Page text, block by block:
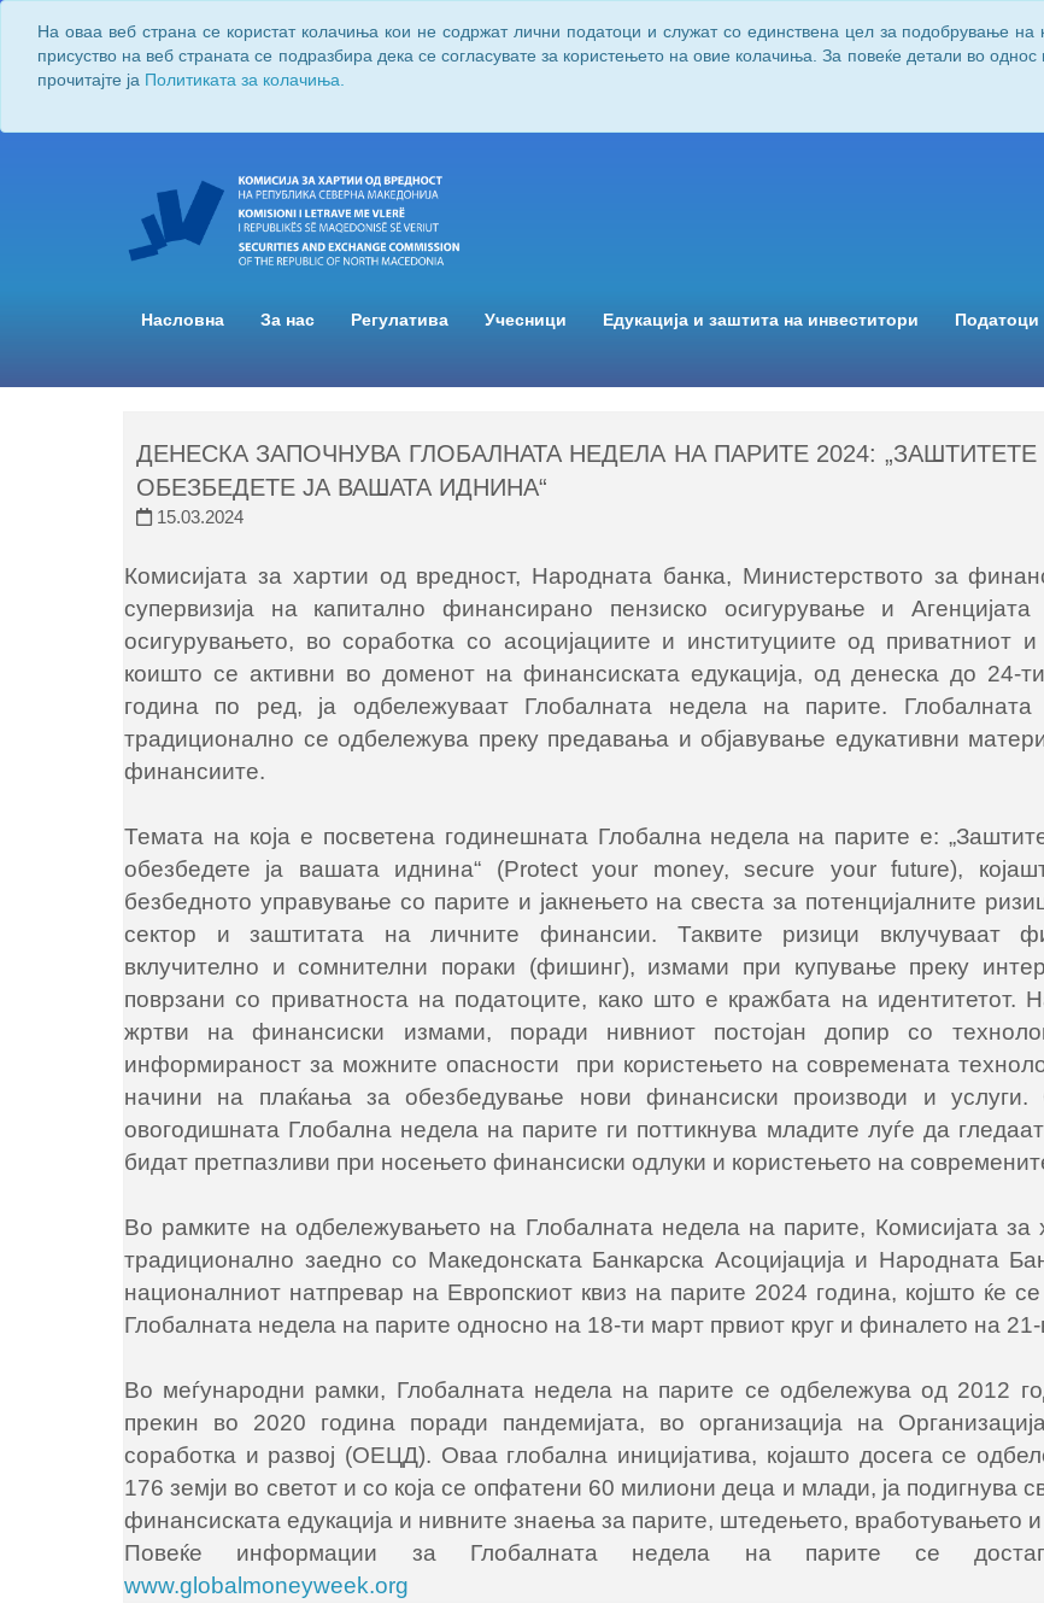
На оваа веб страна се користат колачиња кои не содржат лични податоци и служат со единствена цел за подобрување на
присуство на веб страната се подразбира дека се согласувате за користењето на овие колачиња. За повеќе детали во
прочитајте ја Политиката за колачиња.
Насловна За нас Регулатива Учесници Едукација и заштита на инвеститори Податоци
ДЕНЕСКА ЗАПОЧНУВА ГЛОБАЛНАТА НЕДЕЛА НА ПАРИТЕ 2024:
ОБЕЗБЕДЕТЕ ЈА ВАШАТА ИДНИНА“
15.03.2024
Комисијата за хартии од вредност, Народната банка, Министерството за
супервизија на капитално финансирано пензиско осигурување и Агенцијата
осигурувањето, во соработка со асоцијациите и институциите од приватниот и
коишто се активни во доменот на финансиската едукација, од денеска до 24-
година по ред, ја одбележуваат Глобалната недела на парите.
традиционално се одбележува преку предавања и објавување едукативни
финансиите.
Темата на која е посветена годинешната Глобална недела на парите е:
обезбедете ја вашата иднина“ (Protect your money, secure your future),
безбедното управување со парите и јакнењето на свеста за потенцијалните
сектор и заштитата на личните финансии. Таквите ризици вклучуваат
вклучително и сомнителни пораки (фишинг), измами при купување преку
поврзани со приватноста на податоците, како што е кражбата на идентитетот.
жртви на финансиски измами, поради нивниот постојан допир со
информираност за можните опасности при користењето на современата
начини на плаќања за обезбедување нови финансиски производи и услуги.
овогодишната Глобална недела на парите ги поттикнува младите луѓе да
бидат претпазливи при носењето финансиски одлуки и користењето на
Во рамките на одбележувањето на Глобалната недела на парите, Комисијата за
традиционално заедно со Македонската Банкарска Асоцијација и Народната
националниот натпревар на Европскиот квиз на парите 2024 година, којшто ќе
Глобалната недела на парите односно на 18-ти март првиот круг и финалето на
Во меѓународни рамки, Глобалната недела на парите се одбележува од 2012
прекин во 2020 година поради пандемијата, во организација на
соработка и развој (ОЕЦД). Оваа глобална иницијатива, којашто досега се
176 земји во светот и со која се опфатени 60 милиони деца и млади, ја подигнува
финансиската едукација и нивните знаења за парите, штедењето, вработувањето
Повеќе информации за Глобалната недела на парите се
www.globalmoneyweek.org